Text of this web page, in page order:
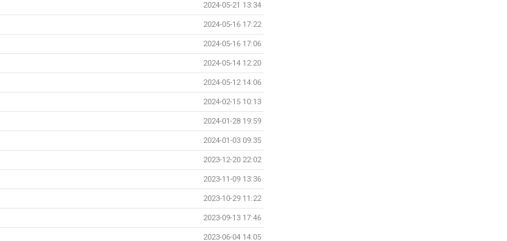
2024-05-21 13:34
2024-05-16 17:22
2024-05-16 17:06
2024-05-14 12:20
2024-05-12 14:06
2024-02-15 10:13
2024-01-28 19:59
2024-01-03 09:35
2023-12-20 22:02
2023-11-09 13:36
2023-10-29 11:22
2023-09-13 17:46
2023-06-04 14:05